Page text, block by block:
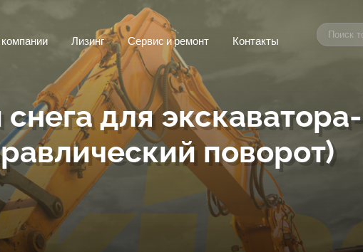
Лизинг Сервис и ремонт Контакты
для экскаватора-
поворот)